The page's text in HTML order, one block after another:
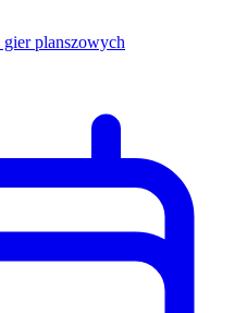
planszowych